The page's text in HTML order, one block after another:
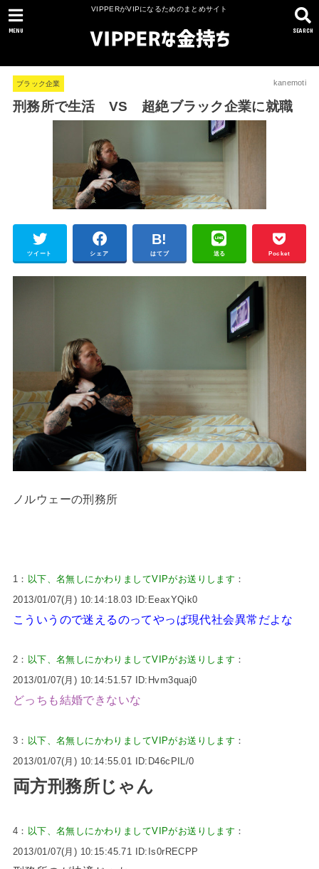
VIPPERがVIPになるためのまとめサイト
SEARCH
MENU
ブラック企業 kanemoti
刑務所で生活 VS 超絶ブラック企業に就職
ツイート シェア はてブ 送る Pocket
ノルウェーの刑務所
1： 以下、名無しにかわりましてVIPがお送りします ：
2013/01/07(月) 10:14:18.03 ID:EeaxYQik0
こういうので迷えるのってやっぱ現代社会異常だよな
2： 以下、名無しにかわりましてVIPがお送りします ：
2013/01/07(月) 10:14:51.57 ID:Hvm3quaj0
どっちも結婚できないな
3： 以下、名無しにかわりましてVIPがお送りします ：
2013/01/07(月) 10:14:55.01 ID:D46cPIL/0
両方刑務所じゃん
4： 以下、名無しにかわりましてVIPがお送りします ：
2013/01/07(月) 10:15:45.71 ID:Is0rRECPP